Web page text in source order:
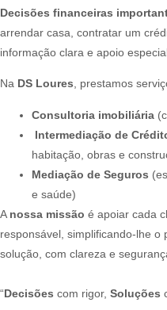
Decisões financeiras
arrendar casa, contratar um
informação clara e apoio
Na DS Loures, prestamos
Consultoria imobiliária
Intermediação de
habitação, obras e
Mediação de Seguros
e saúde)
A nossa missão é apoiar cada
responsável, simplificando-lhe
solução, com clareza e
“Decisões com rigor, Soluções